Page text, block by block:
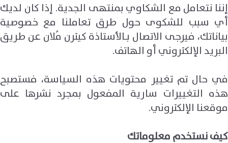
إننا نتعامل مع الشكاوي بمنتهى الجدية. إذا كان لديك
أي سبب للشكوى حول طرق تعاملنا مع خصوصية
بياناتك، فيرجى الاتصال بـالأستاذة كيترن مُلان عن طريق
البريد الإلكتروني أو الهاتف.
في حال تم تغيير محتويات هذه السياسة، فستصبح
هذه التغييرات سارية المفعول بمجرد نشرها على
موقعنا الإلكتروني.
كيف نستخدم معلوماتك